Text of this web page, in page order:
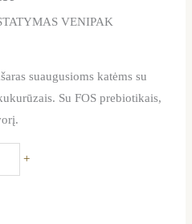
VENIPAK
suaugusioms katėms su
Su FOS prebiotikais,
+